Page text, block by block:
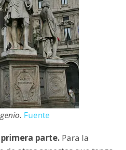
Fuente
parte. Para la